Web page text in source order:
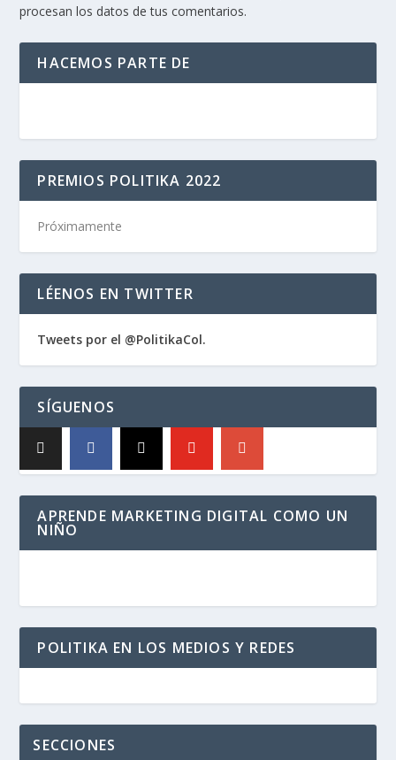
procesan los datos de tus comentarios.
HACEMOS PARTE DE
PREMIOS POLITIKA 2022
Próximamente
LÉENOS EN TWITTER
Tweets por el @PolitikaCol.
SÍGUENOS
APRENDE MARKETING DIGITAL COMO UN
NIÑO
POLITIKA EN LOS MEDIOS Y REDES
SECCIONES